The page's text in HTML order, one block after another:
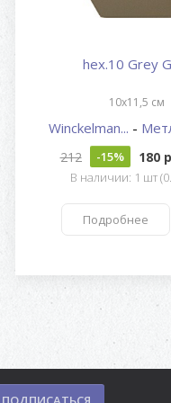
hex.10 Grey
10x11,5 см
Winckelman... -
212 -15% 180
В наличии: 1 шт
Подробнее